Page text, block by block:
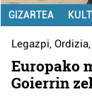
GIZARTEA
Legazpi,Ordizia,
Europako
Goierrin